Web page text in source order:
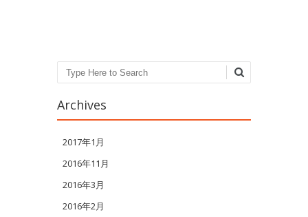
Search
Archives
2017年1月
2016年11月
2016年3月
2016年2月